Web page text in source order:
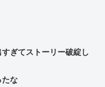
ぎてストーリー破綻し
たな